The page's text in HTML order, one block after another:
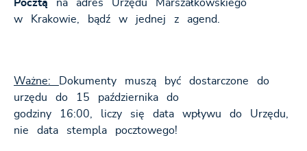
Pocztą na adres Urzędu Marszałkowskiego
w Krakowie, bądź w jednej z agend.
Ważne:
Dokumenty muszą być dostarczone do
urzędu do 15 października do
godziny 16:00, liczy się data wpływu do Urzędu,
nie data stempla pocztowego!